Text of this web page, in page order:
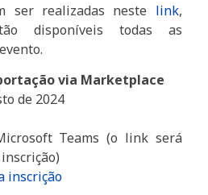
ser realizadas neste link,
disponíveis todas as
via Marketplace
de 2024
Teams (o link será
inscrição